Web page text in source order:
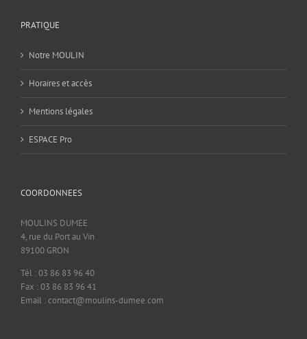
PRATIQUE
Notre MOULIN
Horaires et accès
Mentions légales
ESPACE Pro
COORDONNEES
MOULINS DUMEE
4, rue du Port au Vin
89100 GRON
Tél : 03 86 83 96 40
Fax : 03 86 83 96 41
Email : contact@moulins-dumee.com